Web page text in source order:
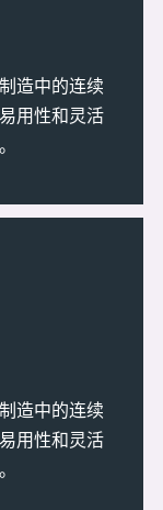
造中的连续
用性和灵活
造中的连续
用性和灵活